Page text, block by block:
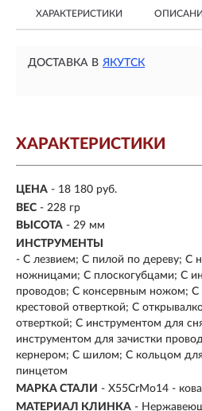
ХАРАКТЕРИСТИКИ
ДОСТАВКА В ЯКУТСК
ХАРАКТЕРИСТИКИ
ЦЕНА - 18 180 руб.
ВЕС - 228 гр
ВЫСОТА - 29 мм
ИНСТРУМЕНТЫ
- С лезвием; С пилой по дереву; С
ножницами; С плоскогубцами; С
проводов; С консервным ножом; С
крестовой отверткой; С
отверткой; С инструментом для
инструментом для зачистки
кернером; С шилом; С кольцом
пинцетом
МАРКА СТАЛИ - X55CrMo14 -
МАТЕРИАЛ КЛИНКА -